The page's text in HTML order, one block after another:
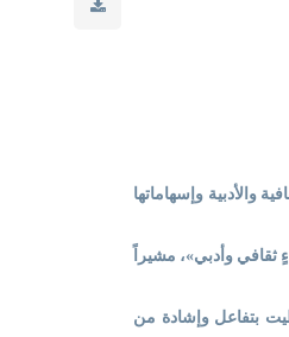
والأدبية وإسهاماتها
وأدبي»، مشيراً
بتفاعل وإشادة من